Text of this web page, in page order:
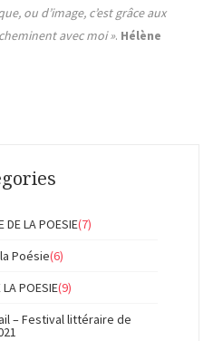
ou d’image, c’est grâce aux
avec moi ». Hélène
DE LA POESIE(7)
Poésie(6)
POESIE(9)
– Festival littéraire de